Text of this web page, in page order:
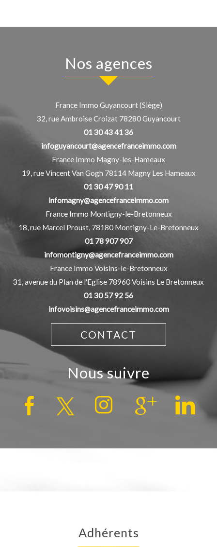
nos agences
France Immo Guyancourt (Siège)
32, rue Ambroise Croizat 78280Guyancourt
01 30 43 41 36
infoguyancourt@agencefranceimmo.com
France Immo Magny-les-Hameaux
19, rue Vincent Van Gogh 78114 Magny Les Hameaux
01 30 47 90 11
infomagny@agencefranceimmo.com
France Immo Montigny-le-Bretonneux
18, rue Marcel Proust, 78180 Montigny-Le-Bretonneux
01 78 907 907
infomontigny@agencefranceimmo.com
France Immo Voisins-le-Bretonneux
31, avenue du Plan de l'Eglise 78960Voisins Le Bretonneux
01 30 57 92 56
infovoisins@agencefranceimmo.com
CONTACT
nous suivre
adhérents